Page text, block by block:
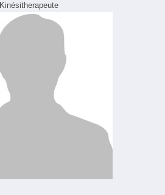
Kinésitherapeute